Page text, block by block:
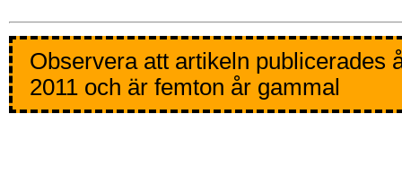
Observera att artikeln publicerades
2011 och är femton år gammal